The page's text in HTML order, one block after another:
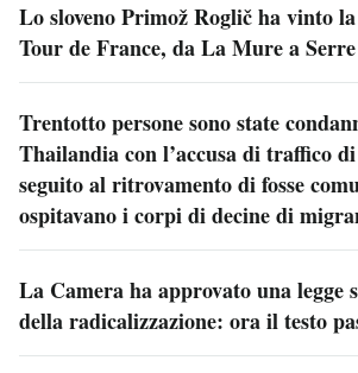
Lo sloveno Primož Roglič ha vinto
Tour de France, da La Mure a
Trentotto persone sono state
Thailandia con l’accusa di traffico
seguito al ritrovamento di fosse
ospitavano i corpi di decine di
La Camera ha approvato una legge
della radicalizzazione: ora il testo